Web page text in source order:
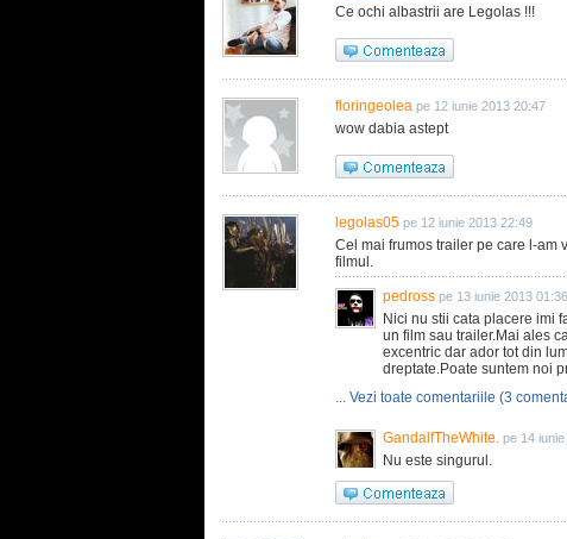
Ce ochi albastrii are Legolas !!!
floringeolea pe 12 iunie 2013 20:47
wow dabia astept
legolas05 pe 12 iunie 2013 22:49
Cel mai frumos trailer pe care l-am
filmul.
pedross pe 13 iunie 2013 01:36
Nici nu stii cata placere imi
un film sau trailer.Mai ales
excentric dar ador tot din
dreptate.Poate suntem noi
... Vezi toate comentariile (3
GandalfTheWhite. pe 14
Nu este singurul.